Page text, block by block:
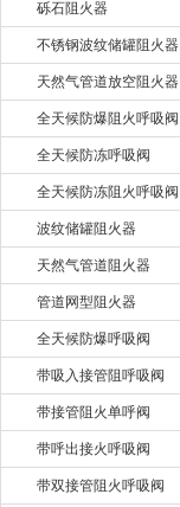
砾石阻火器
不锈钢波纹储罐阻火器
天然气管道放空阻火器
全天候防爆阻火呼吸阀
全天候防冻呼吸阀
全天候防冻阻火呼吸阀
波纹储罐阻火器
天然气管道阻火器
管道网型阻火器
全天候防爆呼吸阀
带吸入接管阻呼吸阀
带接管阻火单呼阀
带呼出接火呼吸阀
带双接管阻火呼吸阀